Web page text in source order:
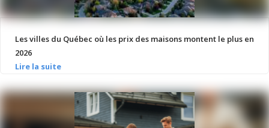
Les villes du Québec où les prix des maisons montent le plus en
2026